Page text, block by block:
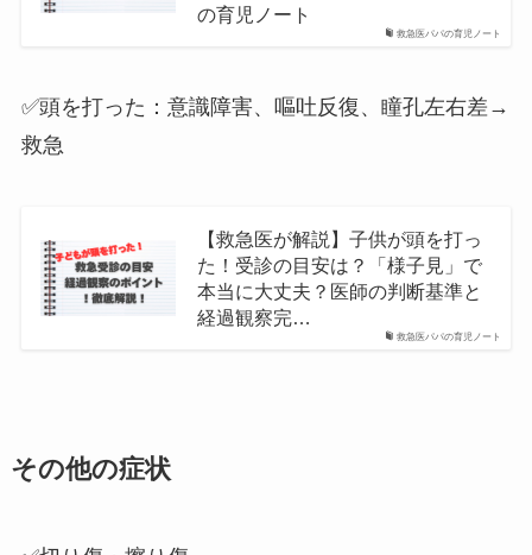
救急医パパの育児ノート
の育児ノート
✅頭を打った：意識障害、嘔吐反復、瞳孔左右差→
救急
救急医パパの育児ノート
【救急医が解説】子供が頭を打っ
た！受診の目安は？「様子見」で
本当に大丈夫？医師の判断基準と
経過観察完…
その他の症状